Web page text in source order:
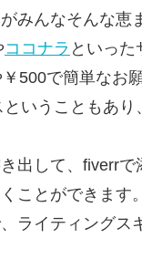
みんなそんな恵
ココナラ といった
500で簡単なお
いうこともあ
出して、fiverr
ことができます。
ライティングス